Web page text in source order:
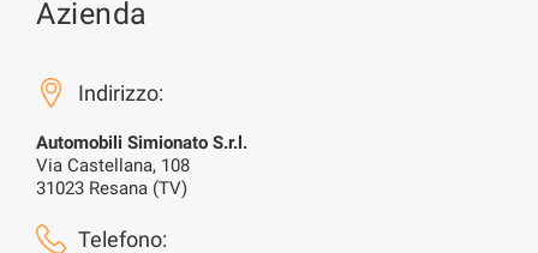
Azienda
Indirizzo:
Automobili Simionato S.r.l.
Via Castellana, 108
31023 Resana (TV)
Telefono: